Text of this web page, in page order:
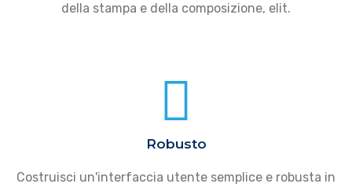
della stampa e della composizione, elit.
Robusto
Costruisci un'interfaccia utente semplice e robusta in